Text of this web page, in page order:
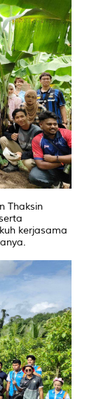
Thaksin
kerjasama